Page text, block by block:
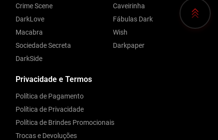
Privacidade e Termos
Política de Pagamento
Política de Privacidade
Política de Brindes Promocionais
Trocas e Devoluções
Crime Scene
DarkLove
Macabra
Sociedade Secreta
DarkSide
Caveirinha
Fábulas Dark
Wish
Darkpaper